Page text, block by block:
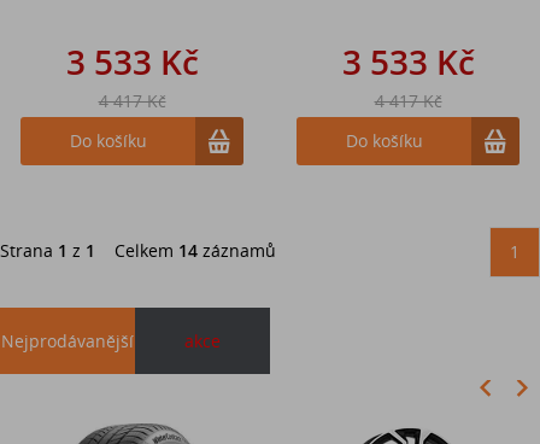
3 533 Kč
4 417 Kč
Do košíku
3 533 Kč
4 417 Kč
Do košíku
Strana 1 z 1 Celkem 14 záznamů 1
Nejprodávanější akce